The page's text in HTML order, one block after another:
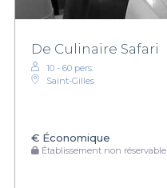
De Culinaire Safari
10 - 60 pers.
Saint-Gilles
€ Économique
Établissement non réservable